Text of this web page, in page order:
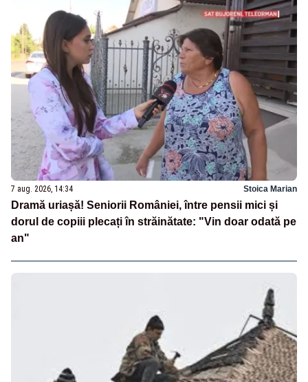
7 aug. 2026, 14:34 Stoica Marian
Dramă uriașă! Seniorii României, între pensii mici și
dorul de copiii plecați în străinătate: "Vin doar odată pe
an"